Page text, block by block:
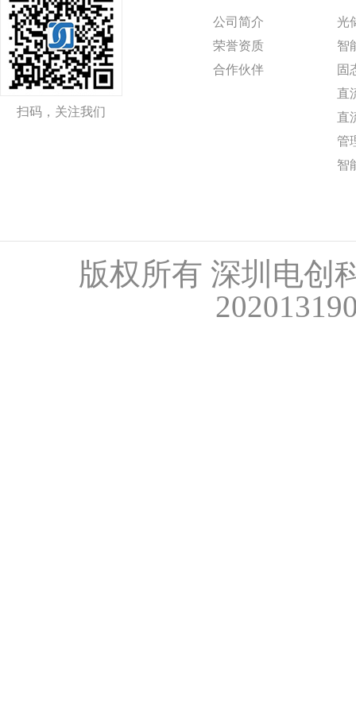
扫码，关注我们
公司简介
荣誉资质
合作伙伴
光
智
固
直
直
管
智
版权所有 深圳电创